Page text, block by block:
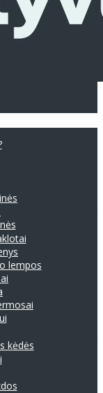
lempos
kėdės